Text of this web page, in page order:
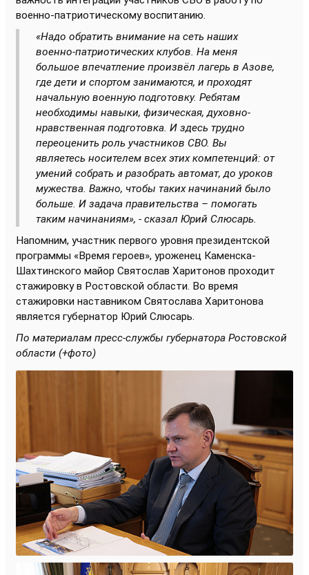
военно-патриотическому воспитанию.
«Надо обратить внимание на сеть наших
военно-патриотических клубов. На меня
большое впечатление произвёл лагерь в Азове,
где дети и спортом занимаются, и проходят
начальную военную подготовку. Ребятам
необходимы навыки, физическая, духовно-
нравственная подготовка. И здесь трудно
переоценить роль участников СВО. Вы
являетесь носителем всех этих компетенций: от
умений собрать и разобрать автомат, до уроков
мужества. Важно, чтобы таких начинаний было
больше. И задача правительства – помогать
таким начинаниям», - сказал Юрий Слюсарь.
Напомним, участник первого уровня президентской
программы «Время героев», уроженец Каменска-
Шахтинского майор Святослав Харитонов проходит
стажировку в Ростовской области. Во время
стажировки наставником Святослава Харитонова
является губернатор Юрий Слюсарь.
По материалам пресс-службы губернатора Ростовской
области (+фото)